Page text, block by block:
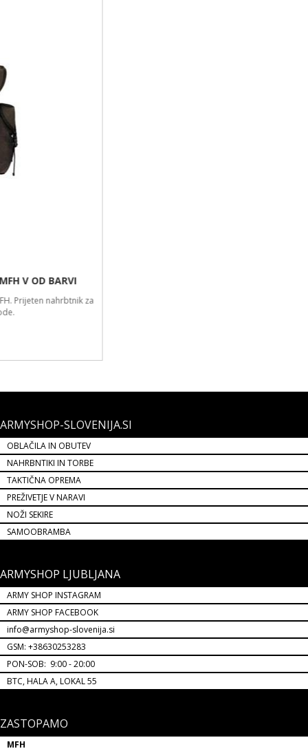
ARMYSHOP-SLOVENIJA.SI
OBLAČILA IN OBUTEV
NAHRBNTIKI IN TORBE
TAKTIČNA OPREMA
PREŽIVETJE V NARAVI
NOŽI SEKIRE
SAMOOBRAMBA
ARMYSHOP LJUBLJANA
ARMY SHOP INSTAGRAM
ARMY SHOP FACEBOOK
info@armyshop-slovenija.si
GSM: +38630253283
PON-SOB: 9:00 - 20:00
BTC, HALA A, LOKAL 55
ZASTOPAMO
MFH